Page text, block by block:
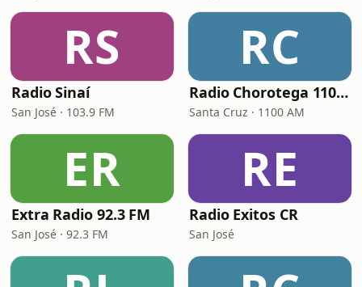
RS
Radio Sinaí
San José · 103.9 FM
RC
Radio Chorotega 1100 AM
Santa Cruz · 1100 AM
ER
Extra Radio 92.3 FM
San José · 92.3 FM
RE
Radio Exitos CR
San José